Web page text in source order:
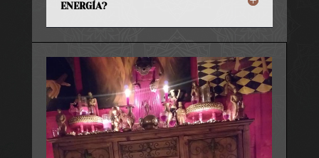
ENERGÍA?